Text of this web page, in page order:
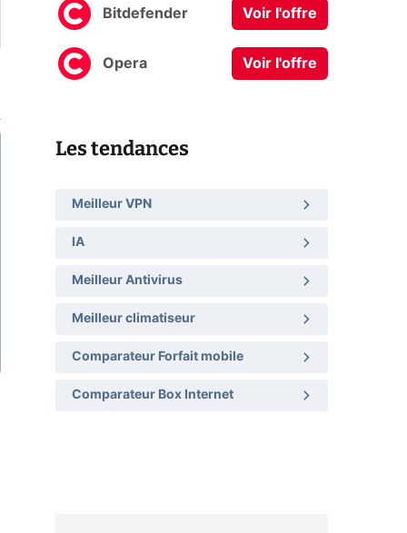
Bitdefender Voir l'offre
Opera Voir l'offre
Les tendances
Meilleur VPN
IA
Meilleur Antivirus
Meilleur climatiseur
Comparateur Forfait mobile
Comparateur Box Internet